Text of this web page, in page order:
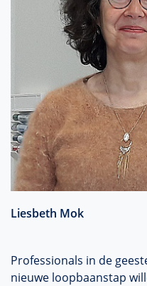
Liesbeth Mok
Professionals in de
nieuwe loopbaanstap